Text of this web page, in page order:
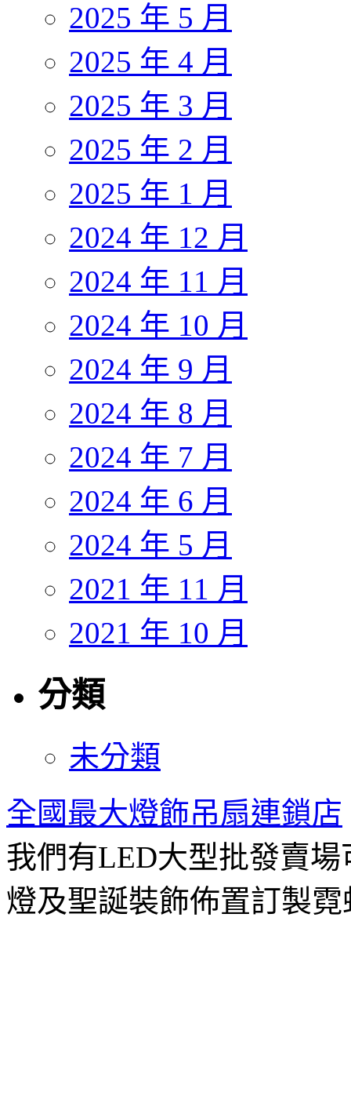
2025 年 5 月
2025 年 4 月
2025 年 3 月
2025 年 2 月
2025 年 1 月
2024 年 12 月
2024 年 11 月
2024 年 10 月
2024 年 9 月
2024 年 8 月
2024 年 7 月
2024 年 6 月
2024 年 5 月
2021 年 11 月
2021 年 10 月
分類
未分類
全國最大燈飾吊扇連鎖店
我們有LED大型批發賣
燈及聖誕裝飾佈置訂製